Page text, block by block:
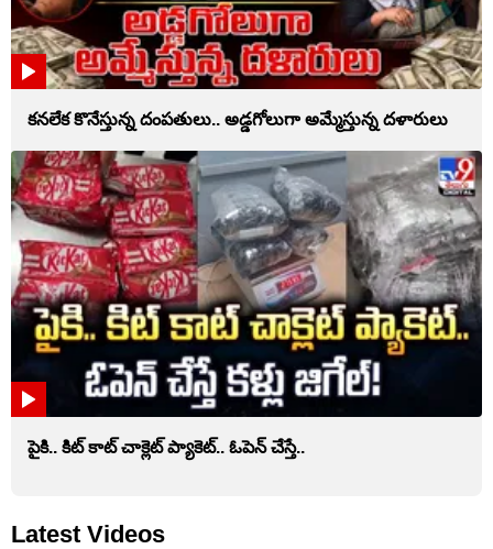
కనలేక కొనేస్తున్న దంపతులు.. అడ్డగోలుగా అమ్మేస్తున్న దళారులు
పైకి.. కిట్‌ కాట్‌ చాక్లెట్ ప్యాకెట్‌.. ఓపెన్‌ చేస్తే..
Latest Videos